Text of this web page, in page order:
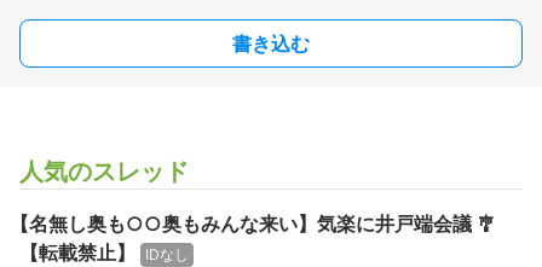
書き込む
人気のスレッド
【名無し奥も○○奥もみんな来い】気楽に井戸端会議 🎐
【転載禁止】
IDなし